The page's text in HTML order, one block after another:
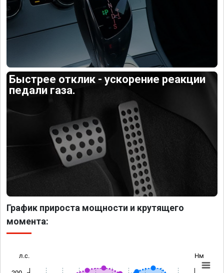
Быстрее отклик - ускорение реакции
педали газа.
График прироста мощности и крутящего
момента:
л.с. Нм